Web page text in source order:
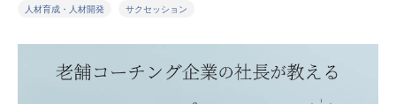
人材育成・人材開発 サクセッション